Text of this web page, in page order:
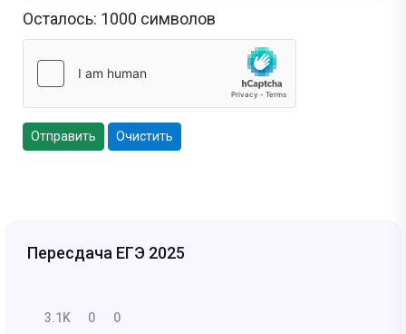
Осталось: 1000 символов
Отправить Очистить
Пересдача ЕГЭ 2025
3.1K 0 0